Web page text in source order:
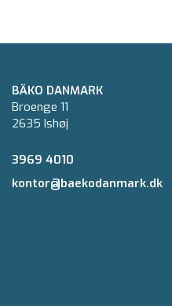
BÄKO DANMARK
Broenge 11
2635 Ishøj
3969 4010
kontor@baekodanmark.dk